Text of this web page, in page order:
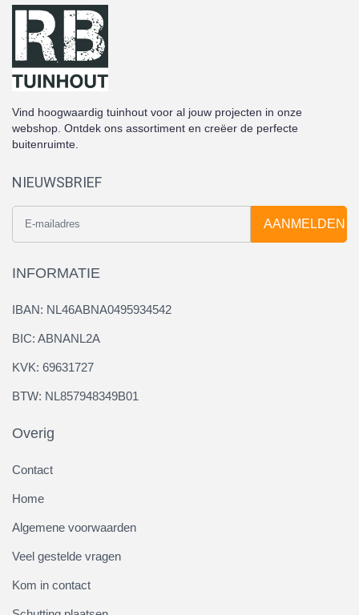
Vind hoogwaardig tuinhout voor al jouw projecten in onze
webshop. Ontdek ons assortiment en creëer de perfecte
buitenruimte.
NIEUWSBRIEF
AANMELDEN
INFORMATIE
IBAN: NL46ABNA0495934542
BIC: ABNANL2A
KVK: 69631727
BTW: NL857948349B01
Overig
Contact
Home
Algemene voorwaarden
Veel gestelde vragen
Kom in contact